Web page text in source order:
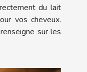
du lait
vos cheveux.
sur les